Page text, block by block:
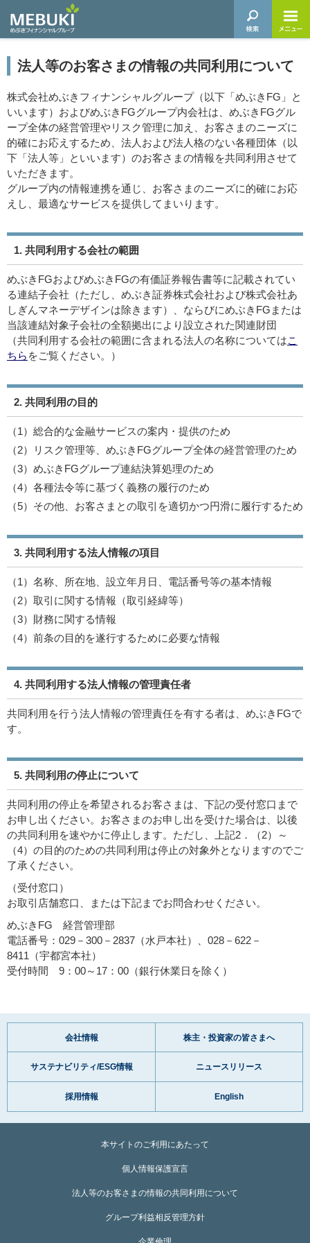
法人等のお客さまの情報の共同利用について
株式会社めぶきフィナンシャルグループ（以下「めぶきFG」と
いいます）およびめぶきFGグループ内会社は、めぶきFGグル
ープ全体の経営管理やリスク管理に加え、お客さまのニーズに
的確にお応えするため、法人および法人格のない各種団体（以
下「法人等」といいます）のお客さまの情報を共同利用させて
いただきます。
グループ内の情報連携を通じ、お客さまのニーズに的確にお応
えし、最適なサービスを提供してまいります。
1. 共同利用する会社の範囲
めぶきFGおよびめぶきFGの有価証券報告書等に記載されてい
る連結子会社（ただし、めぶき証券株式会社および株式会社あ
しぎんマネーデザインは除きます）、ならびにめぶきFGまたは
当該連結対象子会社の全額拠出により設立された関連財団
（共同利用する会社の範囲に含まれる法人の名称についてはこ
ちら をご覧ください。）
2. 共同利用の目的
（1） 総合的な金融サービスの案内・提供のため
（2）
リスク管理等、めぶきFGグループ全体の経営管理のため
（3） めぶきFGグループ連結決算処理のため
（4） 各種法令等に基づく義務の履行のため
（5） その他、お客さまとの取引を適切かつ円滑に履行するため
3. 共同利用する法人情報の項目
（1） 名称、所在地、設立年月日、電話番号等の基本情報
（2） 取引に関する情報（取引経緯等）
（3） 財務に関する情報
（4） 前条の目的を遂行するために必要な情報
4. 共同利用する法人情報の管理責任者
共同利用を行う法人情報の管理責任を有する者は、めぶきFGで
す。
5. 共同利用の停止について
共同利用の停止を希望されるお客さまは、下記の受付窓口まで
お申し出ください。お客さまのお申し出を受けた場合は、以後
の共同利用を速やかに停止します。ただし、上記2．（2）～
（4）の目的のための共同利用は停止の対象外となりますのでご
了承ください。
（受付窓口）
お取引店舗窓口、または下記までお問合わせください。
めぶきFG 経営管理部
電話番号：029－300－2837（水戸本社）、028－622－
8411（宇都宮本社）
受付時間 9：00～17：00（銀行休業日を除く）
会社情報 株主・投資家の皆さまへ
サステナビリティ/ESG情報 ニュースリリース
採用情報 English
本サイトのご利用にあたって
個人情報保護宣言
法人等のお客さまの情報の共同利用について
グループ利益相反管理方針